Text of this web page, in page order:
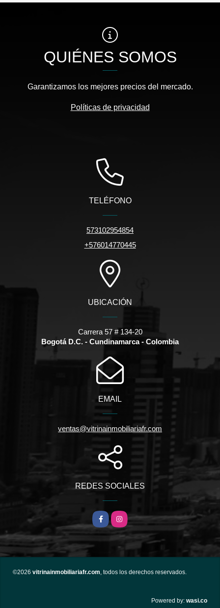
QUIÉNES SOMOS
Garantizamos los mejores precios del mercado.
Políticas de privacidad
TELÉFONO
573102954854
+576014770445
UBICACIÓN
Carrera 57 # 134-20
Bogotá D.C. - Cundinamarca - Colombia
EMAIL
ventas@vitrinainmobiliariafr.com
REDES SOCIALES
FacebookInstagram
©2026 vitrinainmobiliariafr.com, todos los derechos reservados.
Powered by: wasi.co